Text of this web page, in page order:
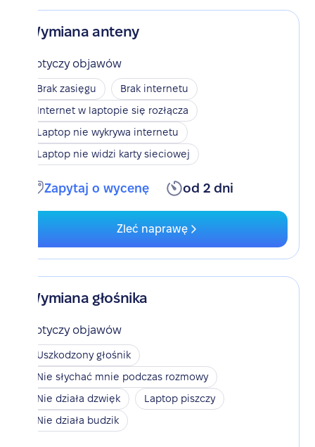
Wymiana anteny
Dotyczy objawów
Brak zasięgu
Brak internetu
Internet w laptopie się rozłącza
Laptop nie wykrywa internetu
Laptop nie widzi karty sieciowej
Zapytaj o wycenę od 2 dni
Zleć naprawę
Wymiana głośnika
Dotyczy objawów
Uszkodzony głośnik
Nie słychać mnie podczas rozmowy
Nie działa dzwięk
Laptop piszczy
Nie działa budzik